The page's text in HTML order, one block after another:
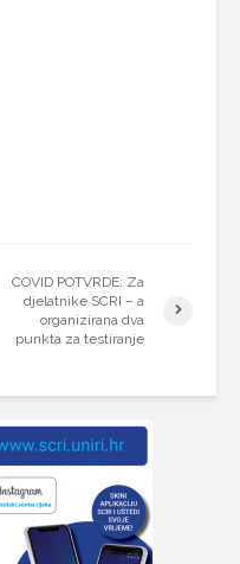
COVID POTVRDE: Za
djelatnike SCRI – a
organizirana dva
punkta za testiranje